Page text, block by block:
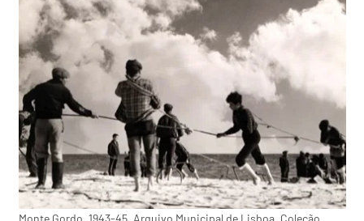
Monte Gordo, 1943-45. Arquivo Municipal de Lisboa. Coleção